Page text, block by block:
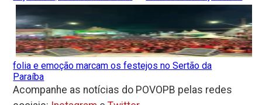
folia e emoção marcam os festejos no Sertão da
Paraíba
Acompanhe as notícias do POVOPB pelas redes